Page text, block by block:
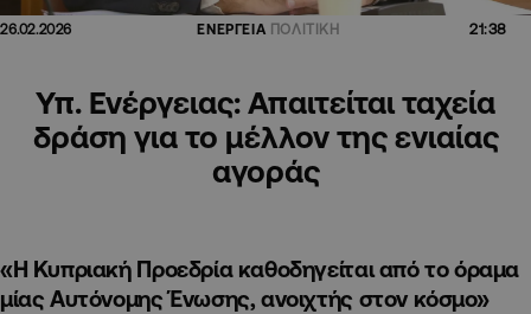
26.02.2026 ΕΝΕΡΓΕΙΑ ΠΟΛΙΤΙΚΗ 21:38
Υπ. Ενέργειας: Απαιτείται ταχεία
δράση για το μέλλον της ενιαίας
αγοράς
«Η Κυπριακή Προεδρία καθοδηγείται από το όραμα
μίας Αυτόνομης Ένωσης, ανοιχτής στον κόσμο»